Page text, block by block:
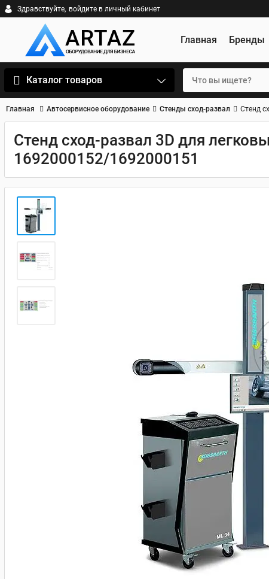
Здравствуйте, войдите в личный кабинет
Главная Бренды
Каталог товаров
Главная Автосервисное оборудование Стенды сход-развал Стенд
Стенд сход-развал 3D для
1692000152/1692000151